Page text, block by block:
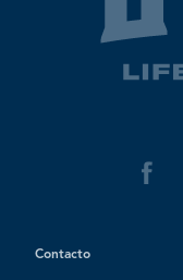
Contacto